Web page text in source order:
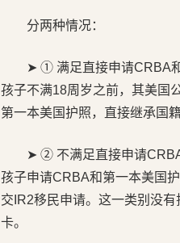
分两种情况：
➤ ① 满足直接申请CRBA
孩子不满18周岁之前，其美国
第一本美国护照，直接继承国
➤ ② 不满足直接申请
孩子申请CRBA和第一本美国
交IR2移民申请。这一类别没
卡。